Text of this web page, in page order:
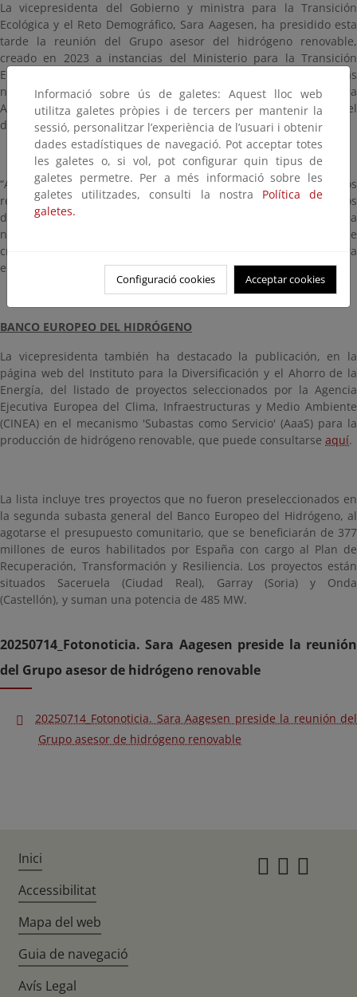
La vicepresidenta del Gobierno y ministra para la Transición
Ecológica y el Reto Demográfico, Sara Aagesen, ha presidido esta
tarde la reunión del Grupo asesor del hidrógeno renovable,
creado en 2023 a instancias del Ministerio para la Transición
Ecológica y el Reto Demográfico como foro para analizar las
necesidades del sector y proponer actuaciones a la
Administración que faciliten la implantación de la tecnología y el
despegue del mercado.
“Avanzamos en las tareas de este Grupo asesor, que tan buenos
resultados ha obtenido, poniendo el foco principal en los
desarrollos normativos en curso, como la trasposición de la
normativa europea, para adecuar mejor la estrategia de
crecimiento en España de un vector energético fundamental para
el proceso de descarbonización”, ha señalado Aagesen.
BANCO EUROPEO DEL HIDRÓGENO
La vicepresidenta también ha destacado la publicación, en la
página web del Instituto para la Diversificación y el Ahorro de la
Energía, del listado de proyectos seleccionados por la Agencia
Ejecutiva Europea del Clima, Infraestructuras y Medio Ambiente
(CINEA) en el mecanismo 'Subastas como Servicio' (AaaS) para la
producción de hidrógeno renovable, que puede consultarse aquí.
La lista incluye tres proyectos que no fueron preseleccionados en
la segunda subasta general del Banco Europeo del Hidrógeno, al
agotarse el presupuesto comunitario, que se beneficiarán de 377
millones de euros habilitados por España con cargo al Plan de
Recuperación, Transformación y Resiliencia. Los proyectos están
situados Saceruela (Ciudad Real), Garray (Soria) y Onda
(Castellón), y suman una potencia de 485 MW.
20250714_Fotonoticia. Sara Aagesen preside la reunión
del Grupo asesor de hidrógeno renovable
20250714_Fotonoticia. Sara Aagesen preside la reunión del
Grupo asesor de hidrógeno renovable
Informació sobre ús de galetes: Aquest lloc web
utilitza galetes pròpies i de tercers per mantenir la
sessió, personalitzar l’experiència de l’usuari i obtenir
dades estadístiques de navegació. Pot acceptar totes
les galetes o, si vol, pot configurar quin tipus de
galetes permetre. Per a més informació sobre les
galetes utilitzades, consulti la nostra Política de
galetes.
Configuració cookies Acceptar cookies
Inici
Accessibilitat
Mapa del web
Guia de navegació
Avís Legal